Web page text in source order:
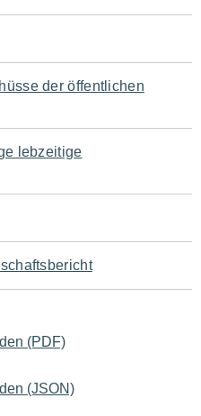
der öffentlichen
lebzeitige
(PDF)
(JSON)